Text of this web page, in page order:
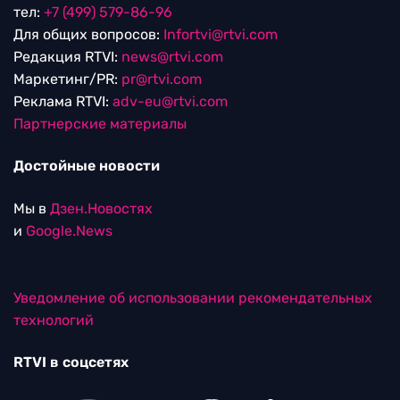
тел: +7 (499) 579-86-96
Для общих вопросов: Infortvi@rtvi.com
Редакция RTVI: news@rtvi.com
Маркетинг/PR: pr@rtvi.com
Реклама RTVI: adv-eu@rtvi.com
Партнерские материалы
Достойные новости
Мы в Дзен.Новостях
и Google.News
Уведомление об использовании рекомендательных
технологий
RTVI в соцсетях